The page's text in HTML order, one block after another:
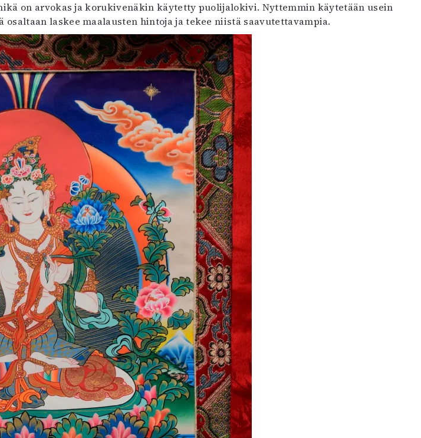
on arvokas ja korukivenäkin käytetty puolijalokivi. Nyttemmin käytetään usein
laskee maalausten hintoja ja tekee niistä saavutettavampia.